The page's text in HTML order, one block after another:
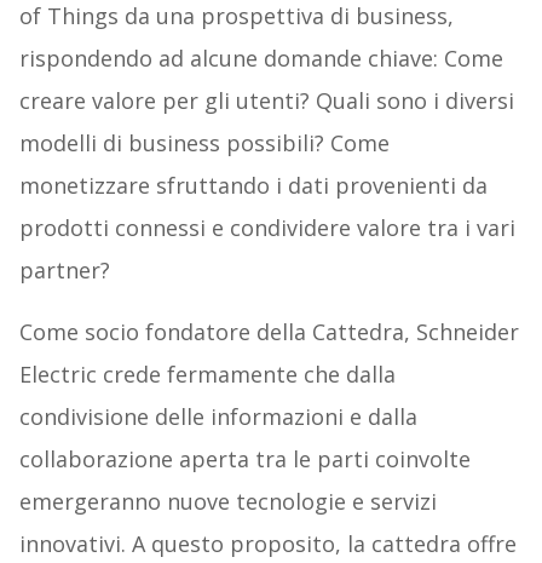
of Things da una prospettiva di business,
rispondendo ad alcune domande chiave: Come
creare valore per gli utenti? Quali sono i diversi
modelli di business possibili? Come
monetizzare sfruttando i dati provenienti da
prodotti connessi e condividere valore tra i vari
partner?
Come socio fondatore della Cattedra, Schneider
Electric crede fermamente che dalla
condivisione delle informazioni e dalla
collaborazione aperta tra le parti coinvolte
emergeranno nuove tecnologie e servizi
innovativi. A questo proposito, la cattedra offre